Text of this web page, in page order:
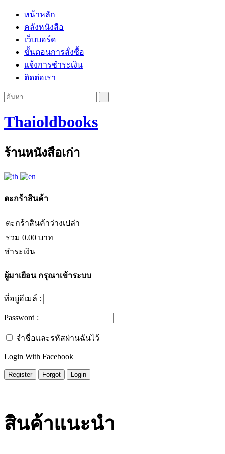
หน้าหลัก
คลังหนังสือ
เว็บบอร์ด
ขั้นตอนการสั่งซื้อ
แจ้งการชำระเงิน
ติดต่อเรา
Thaioldbooks
ร้านหนังสือเก่า
ตะกร้าสินค้า
ตะกร้าสินค้าว่างเปล่า
รวม 0.00 บาท
ชำระเงิน
ผู้มาเยือนกรุณาเข้าระบบ
ที่อยู่อีเมล์ :
Password :
จำชื่อและรหัสผ่านฉันไว้
Login With Facebook
สินค้าแนะนำ